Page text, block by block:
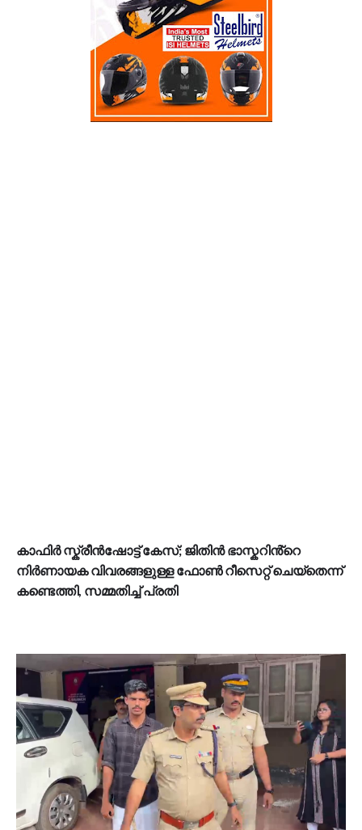
കാഫിർ സ്ക്രീൻഷോട്ട് കേസ്; ജിതിൻ ഭാസ്കറിൻ്റെ
നിർണായക വിവരങ്ങളുള്ള ഫോൺ റീസെറ്റ് ചെയ്തെന്ന്
കണ്ടെത്തി, സമ്മതിച്ച് പ്രതി